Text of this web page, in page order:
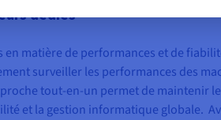
dédiés
en matière de performances et de
surveiller les performances des
tout-en-un permet de maintenir
et la gestion informatique globale.